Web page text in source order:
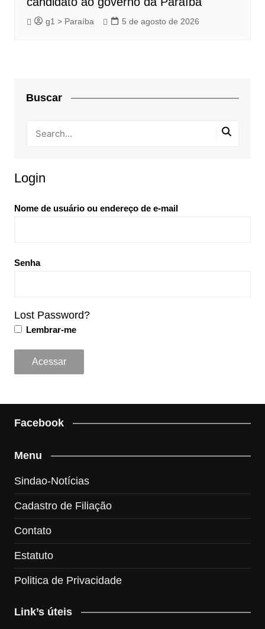
g1 > Paraíba 5 de agosto de 2026
Buscar
Login
Nome de usuário ou endereço de e-mail
Senha
Lost Password?
Lembrar-me
Facebook
Menu
Sindao-Notícias
Cadastro de Filiação
Contato
Estatuto
Politica de Privacidade
Link’s úteis